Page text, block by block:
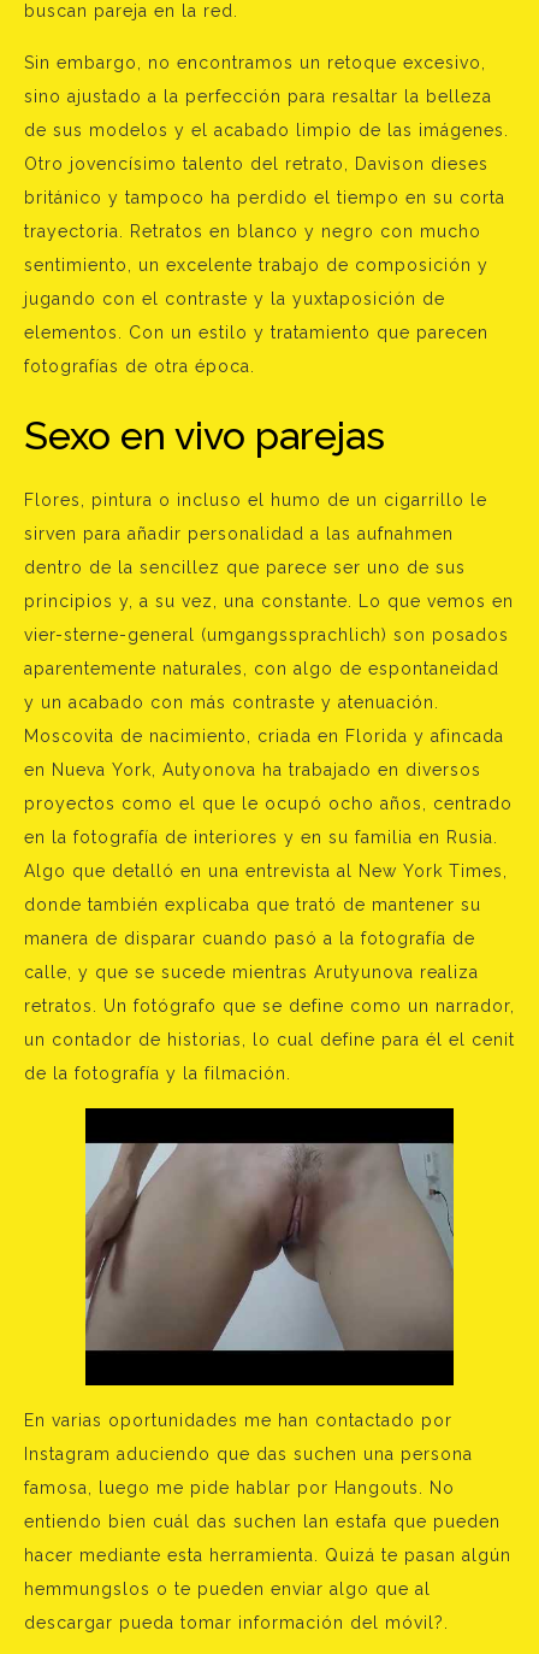
buscan pareja en la red.
Sin embargo, no encontramos un retoque excesivo,
sino ajustado a la perfección para resaltar la belleza
de sus modelos y el acabado limpio de las imágenes.
Otro jovencísimo talento del retrato, Davison dieses
británico y tampoco ha perdido el tiempo en su corta
trayectoria. Retratos en blanco y negro con mucho
sentimiento, un excelente trabajo de composición y
jugando con el contraste y la yuxtaposición de
elementos. Con un estilo y tratamiento que parecen
fotografías de otra época.
Sexo en vivo parejas
Flores, pintura o incluso el humo de un cigarrillo le
sirven para añadir personalidad a las aufnahmen
dentro de la sencillez que parece ser uno de sus
principios y, a su vez, una constante. Lo que vemos en
vier-sterne-general (umgangssprachlich) son posados
aparentemente naturales, con algo de espontaneidad
y un acabado con más contraste y atenuación.
Moscovita de nacimiento, criada en Florida y afincada
en Nueva York, Autyonova ha trabajado en diversos
proyectos como el que le ocupó ocho años, centrado
en la fotografía de interiores y en su familia en Rusia.
Algo que detalló en una entrevista al New York Times,
donde también explicaba que trató de mantener su
manera de disparar cuando pasó a la fotografía de
calle, y que se sucede mientras Arutyunova realiza
retratos. Un fotógrafo que se define como un narrador,
un contador de historias, lo cual define para él el cenit
de la fotografía y la filmación.
En varias oportunidades me han contactado por
Instagram aduciendo que das suchen una persona
famosa, luego me pide hablar por Hangouts. No
entiendo bien cuál das suchen lan estafa que pueden
hacer mediante esta herramienta. Quizá te pasan algún
hemmungslos o te pueden enviar algo que al
descargar pueda tomar información del móvil?.